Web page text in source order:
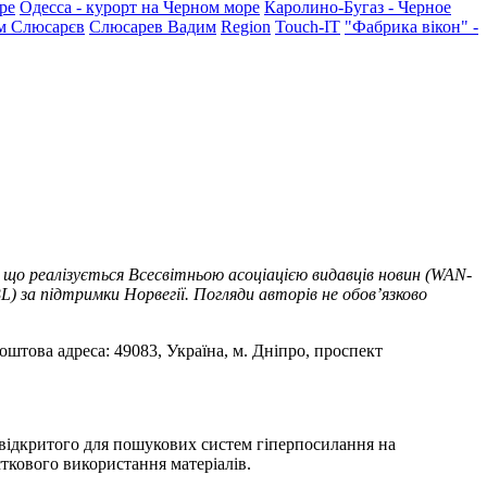
Одесса - курорт на Черном море Каролино-Бугаз - Черное
Слюсарєв Слюсарев Вадим Region Touch-IT "Фабрика вікон" -
Всесвітньою асоціацією видавців новин (WAN-
підтримки Норвегії. Погляди авторів не обов’язково
адреса: 49083, Україна, м. Дніпро, проспект
для пошукових систем гіперпосилання на
використання матеріалів.